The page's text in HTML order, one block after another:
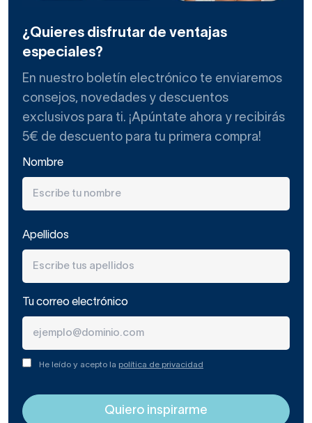
¿Quieres disfrutar de ventajas
especiales?
En nuestro boletín electrónico te enviaremos
consejos, novedades y descuentos
exclusivos para ti. ¡Apúntate ahora y recibirás
5€ de descuento para tu primera compra!
Nombre
Apellidos
Tu correo electrónico
He leído y acepto la política de privacidad